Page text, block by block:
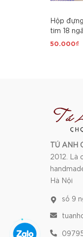
Hộp
tim 18
50.000₫
TÚ ANH
2012. Là
Hà Nội
số 9